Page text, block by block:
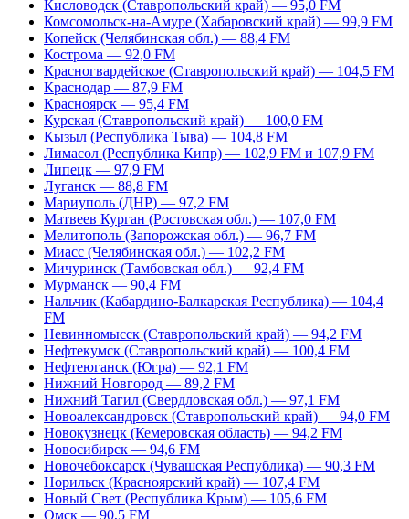
Кисловодск (Ставропольский край) — 95,0 FM
Комсомольск-на-Амуре (Хабаровский край) — 99,9 FM
Копейск (Челябинская обл.) — 88,4 FM
Кострома — 92,0 FM
Красногвардейское (Ставропольский край) — 104,5 FM
Краснодар — 87,9 FM
Красноярск — 95,4 FM
Курская (Ставропольский край) — 100,0 FM
Кызыл (Республика Тыва) — 104,8 FM
Лимасол (Республика Кипр) — 102,9 FM и 107,9 FM
Липецк — 97,9 FM
Луганск — 88,8 FM
Мариуполь (ДНР) — 97,2 FM
Матвеев Курган (Ростовская обл.) — 107,0 FM
Мелитополь (Запорожская обл.) — 96,7 FM
Миасс (Челябинская обл.) — 102,2 FM
Мичуринск (Тамбовская обл.) — 92,4 FM
Мурманск — 90,4 FM
Нальчик (Кабардино-Балкарская Республика) — 104,4
FM
Невинномысск (Ставропольский край) — 94,2 FM
Нефтекумск (Ставропольский край) — 100,4 FM
Нефтеюганск (Югра) — 92,1 FM
Нижний Новгород — 89,2 FM
Нижний Тагил (Свердловская обл.) — 97,1 FM
Новоалександровск (Ставропольский край) — 94,0 FM
Новокузнецк (Кемеровская область) — 94,2 FM
Новосибирск — 94,6 FM
Новочебоксарск (Чувашская Республика) — 90,3 FM
Норильск (Красноярский край) — 107,4 FM
Новый Свет (Республика Крым) — 105,6 FM
Омск — 90,5 FM